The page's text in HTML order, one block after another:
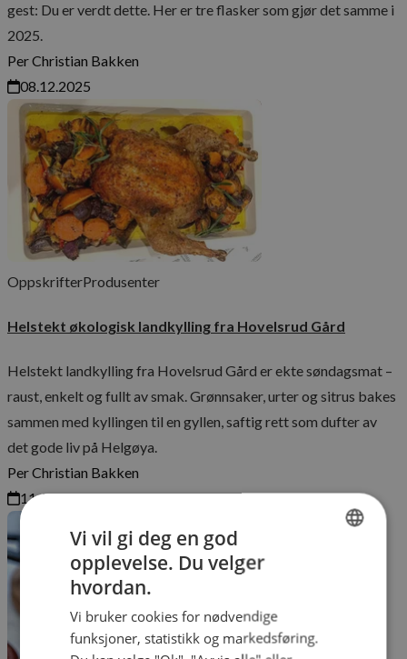
gest: Du er verdt dette. Her er tre flasker som gjør det samme i
2025.
Per Christian Bakken
08.12.2025
OppskrifterProdusenter
Helstekt økologisk landkylling fra Hovelsrud Gård
Helstekt landkylling fra Hovelsrud Gård er ekte søndagsmat –
raust, enkelt og fullt av smak. Grønnsaker, urter og sitrus bakes
sammen med kyllingen til en gyllen, saftig rett som dufter av
det gode liv på Helgøya.
Per Christian Bakken
11.11.2025
Vi vil gi deg en god
opplevelse. Du velger
hvordan.
Vi bruker cookies for nødvendige
funksjoner, statistikk og markedsføring.